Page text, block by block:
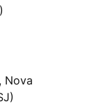
Nova